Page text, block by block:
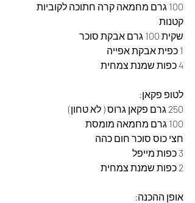
100 גרם מחמאה קרה חתוכה לקוביות
קטנות
שקית 100 גרם אבקת סוכר
1 כפית אבקת אפייה
4 כפות שמנת צמחית
לטופ פקאן:
250 גרם פקאן גרוס ( לא טחון)
100 גרם מחמאה מומסת
חצי כוס סוכר חום כהה
3 כפות מייפל
2 כפות שמנת צמחית
אופן ההכנה: